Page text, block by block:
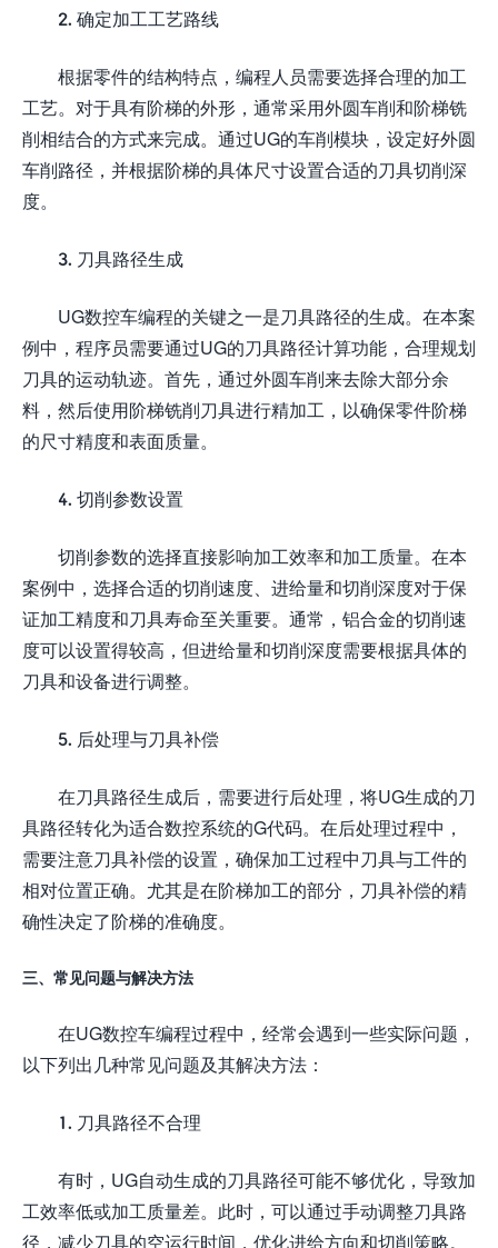
2. 确定加工工艺路线
根据零件的结构特点，编程人员需要选择合理的加工
工艺。对于具有阶梯的外形，通常采用外圆车削和阶梯铣
削相结合的方式来完成。通过UG的车削模块，设定好外圆
车削路径，并根据阶梯的具体尺寸设置合适的刀具切削深
度。
3. 刀具路径生成
UG数控车编程的关键之一是刀具路径的生成。在本案
例中，程序员需要通过UG的刀具路径计算功能，合理规划
刀具的运动轨迹。首先，通过外圆车削来去除大部分余
料，然后使用阶梯铣削刀具进行精加工，以确保零件阶梯
的尺寸精度和表面质量。
4. 切削参数设置
切削参数的选择直接影响加工效率和加工质量。在本
案例中，选择合适的切削速度、进给量和切削深度对于保
证加工精度和刀具寿命至关重要。通常，铝合金的切削速
度可以设置得较高，但进给量和切削深度需要根据具体的
刀具和设备进行调整。
5. 后处理与刀具补偿
在刀具路径生成后，需要进行后处理，将UG生成的刀
具路径转化为适合数控系统的G代码。在后处理过程中，
需要注意刀具补偿的设置，确保加工过程中刀具与工件的
相对位置正确。尤其是在阶梯加工的部分，刀具补偿的精
确性决定了阶梯的准确度。
三、常见问题与解决方法
在UG数控车编程过程中，经常会遇到一些实际问题，
以下列出几种常见问题及其解决方法：
1. 刀具路径不合理
有时，UG自动生成的刀具路径可能不够优化，导致加
工效率低或加工质量差。此时，可以通过手动调整刀具路
径，减少刀具的空运行时间，优化进给方向和切削策略。